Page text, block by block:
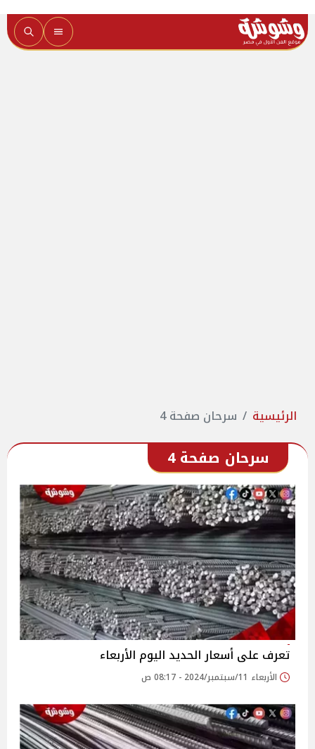
الرئيسية سرحان صفحة 4
سرحان صفحة 4
تعرف على أسعار الحديد اليوم الأربعاء
الأربعاء 11/سبتمبر/2024 - 08:17 ص